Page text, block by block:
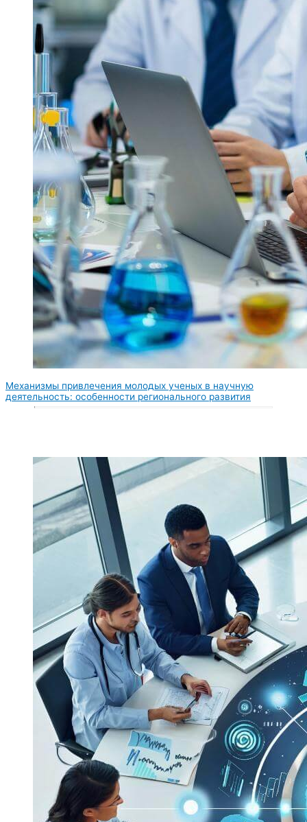
Механизмы привлечения молодых ученых в научную
деятельность: особенности регионального развития